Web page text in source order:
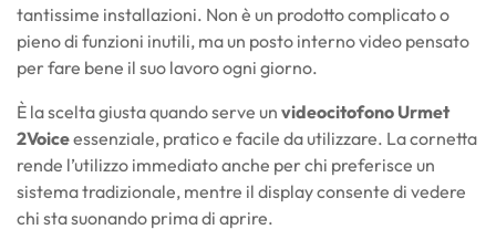
tantissime installazioni. Non è un prodotto complicato o
pieno di funzioni inutili, ma un posto interno video pensato
per fare bene il suo lavoro ogni giorno.
È la scelta giusta quando serve un videocitofono Urmet
2Voiceessenziale, pratico e facile da utilizzare. La cornetta
rende l’utilizzo immediato anche per chi preferisce un
sistema tradizionale, mentre il display consente di vedere
chi sta suonando prima di aprire.